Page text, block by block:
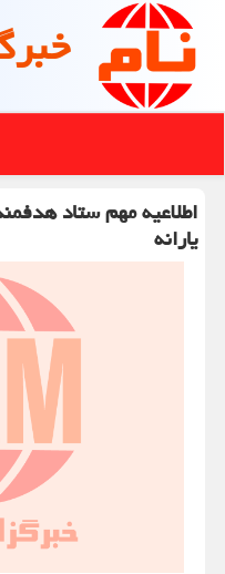
اطلاعیه مهم ستاد
یارانه